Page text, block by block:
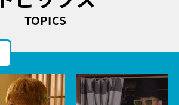
TOPICS